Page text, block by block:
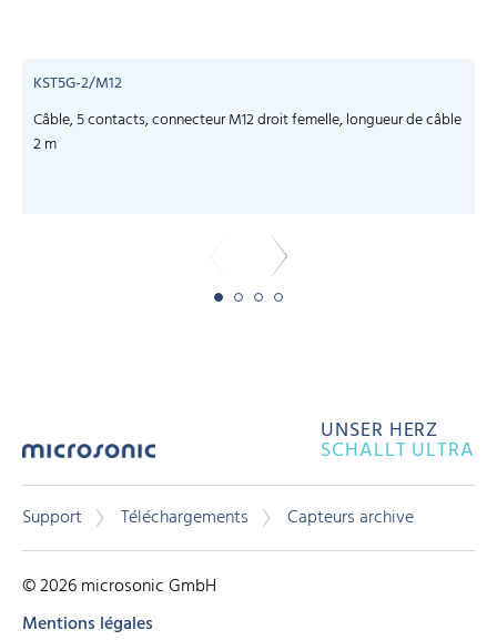
KST5G-2/M12
Câble, 5 contacts, connecteur M12 droit femelle, longueur de câble
2 m
UNSER HERZ
SCHALLT ULTRA
Support Téléchargements Capteurs archive
© 2026 microsonic GmbH
Mentions légales